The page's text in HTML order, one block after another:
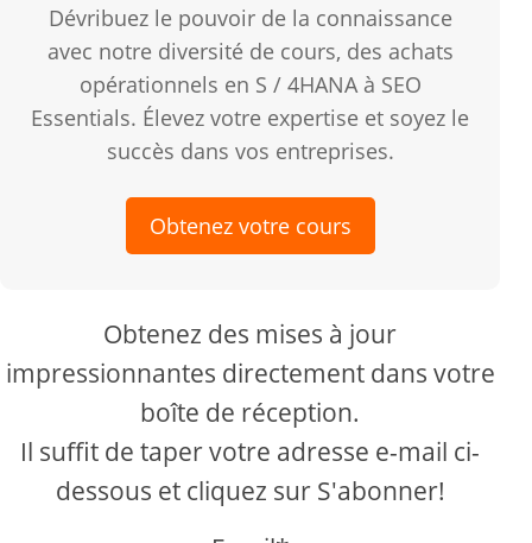
Dévribuez le pouvoir de la connaissance
avec notre diversité de cours, des achats
opérationnels en S / 4HANA à SEO
Essentials. Élevez votre expertise et soyez le
succès dans vos entreprises.
Obtenez votre cours
Obtenez des mises à jour
impressionnantes directement dans votre
boîte de réception.
Il suffit de taper votre adresse e-mail ci-
dessous et cliquez sur S'abonner!